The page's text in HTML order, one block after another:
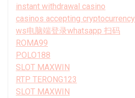
instant withdrawal casino
casinos accepting cryptocurrency
ws电脑端登录whatsapp 扫码
ROMA99
POLO188
SLOT MAXWIN
RTP TERONG123
SLOT MAXWIN